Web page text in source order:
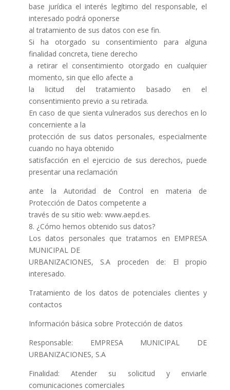
base jurídica el interés legítimo del responsable, el
interesado podrá oponerse
al tratamiento de sus datos con ese fin.
Si ha otorgado su consentimiento para alguna
finalidad concreta, tiene derecho
a retirar el consentimiento otorgado en cualquier
momento, sin que ello afecte a
la licitud del tratamiento basado en el
consentimiento previo a su retirada.
En caso de que sienta vulnerados sus derechos en lo
concerniente a la
protección de sus datos personales, especialmente
cuando no haya obtenido
satisfacción en el ejercicio de sus derechos, puede
presentar una reclamación
ante la Autoridad de Control en materia de
Protección de Datos competente a
través de su sitio web: www.aepd.es.
8. ¿Cómo hemos obtenido sus datos?
Los datos personales que tratamos en EMPRESA
MUNICIPAL DE
URBANIZACIONES, S.A proceden de: El propio
interesado.
Tratamiento de los datos de potenciales clientes y
contactos
Información básica sobre Protección de datos
Responsable: EMPRESA MUNICIPAL DE
URBANIZACIONES, S.A
Finalidad: Atender su solicitud y enviarle
comunicaciones comerciales